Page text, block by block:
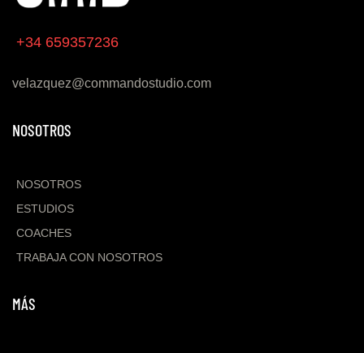
+34 659357236
velazquez@commandostudio.com
NOSOTROS
NOSOTROS
ESTUDIOS
COACHES
TRABAJA CON NOSOTROS
MÁS